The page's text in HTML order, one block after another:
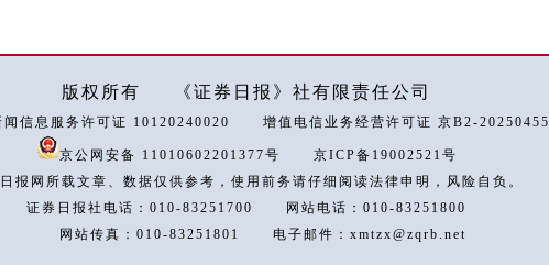
版权所有 《证券日报》社有限责任公司
闻信息服务许可证 10120240020 增值电信业务经营许可证 京B2-20250455
京公网安备 11010602201377号
京ICP备19002521号
报网所载文章、数据仅供参考，使用前务请仔细阅读法律申明，风险自负。
证券日报社电话：010-83251700
网站电话：010-83251800
网站传真：010-83251801
电子邮件：xmtzx@zqrb.net